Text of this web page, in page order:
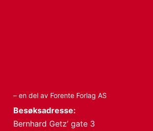
– en del av Forente Forlag AS
Besøksadresse:
Bernhard Getz’ gate 3